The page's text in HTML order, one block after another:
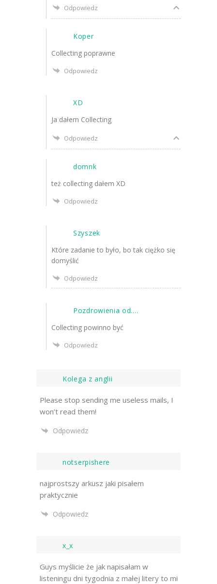
Odpowiedz
Koper
Collecting poprawne
Odpowiedz
XD
Ja dałem Collecting
Odpowiedz
domnk
też collecting dałem XD
Odpowiedz
Szyszek
Które zadanie to było, bo tak ciężko się
domyślić
Odpowiedz
Pozdrowienia od....
Collecting powinno być
Odpowiedz
Kolega z anglii
Please stop sending me useless mails, I
won’t read them!
Odpowiedz
notserpishere
najprostszy arkusz jaki pisałem
praktycznie
Odpowiedz
x_x
Guys myślicie że jak napisałam w
listeningu dni tygodnia z małej litery to mi